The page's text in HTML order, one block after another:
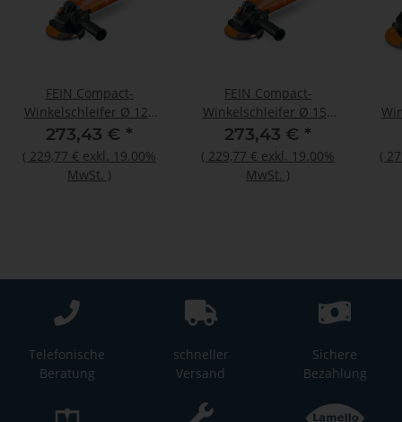
FEIN Compact-
Winkelschleifer Ø 125
mm CG 17-125 Inox
273,43 € *
( 229,77 € exkl. 19.00%
MwSt. )
FEIN Compact-
Winkelschleifer Ø 150
mm CG 17-150 V
273,43 € *
( 229,77 € exkl. 19.00%
MwSt. )
(
Telefonische
Beratung
schneller
Versand
Sichere
Bezahlung